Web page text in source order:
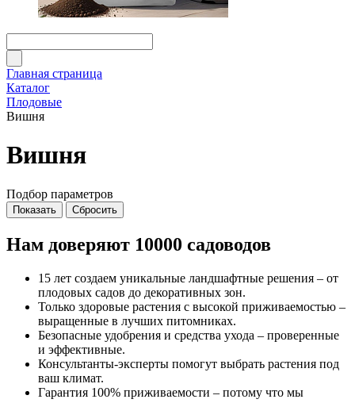
Главная страница
Каталог
Плодовые
Вишня
Вишня
Подбор параметров
Нам доверяют 10000 садоводов
15 лет создаем уникальные ландшафтные решения – от
плодовых садов до декоративных зон.
Только здоровые растения с высокой приживаемостью –
выращенные в лучших питомниках.
Безопасные удобрения и средства ухода – проверенные
и эффективные.
Консультанты-эксперты помогут выбрать растения под
ваш климат.
Гарантия 100% приживаемости – потому что мы